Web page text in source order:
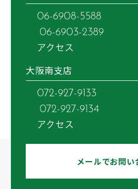
06-6908-5588
06-6903-2389
アクセス
大阪南支店
072-927-9133
072-927-9134
アクセス
メールでお問い